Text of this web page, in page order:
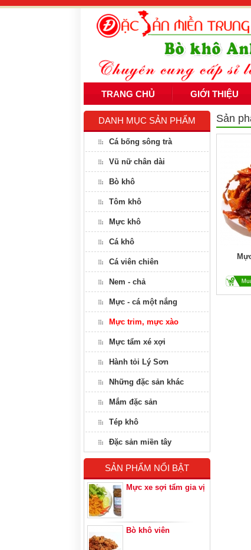
TRANG CHỦ GIỚI THIỆU
DANH MỤC SẢN PHẨM
Cá bống sông trà
Vũ nữ chân dài
Bò khô
Tôm khô
Mực khô
Cá khô
Cá viên chiên
Nem - chả
Mực - cá một nắng
Mực trim, mực xào
Mực tẩm xé xợi
Hành tỏi Lý Sơn
Những đặc sản khác
Mắm đặc sản
Tép khô
Đặc sản miền tây
SẢN PHẨM NỔI BẬT
Mực xe sợi tẩm gia vị
Bò khô viên
Sản